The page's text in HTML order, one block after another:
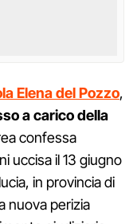
Elena del Pozzo,
a carico della
confessa
uccisa il 13 giugno
in provincia di
nuova perizia